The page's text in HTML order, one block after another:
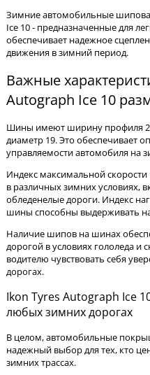
Зимние автомобильные
Ice 10 - предназначенные для
обеспечивает надежное
движения в зимний период.
Важные
Autograph Ice 10
Шины имеют ширину профиля
диаметр 19. Это обеспечивает
управляемости автомобиля на
Индекс максимальной
в различных зимних условиях,
обледенелые дороги. Индекс
шины способны выдерживать
Наличие шипов на шинах
дорогой в условиях гололеда и
водителю чувствовать себя
дорогах.
Ikon Tyres Autograph Ice
любых зимних дорогах
В целом, автомобильные
надежный выбор для тех, кто
зимних трассах.